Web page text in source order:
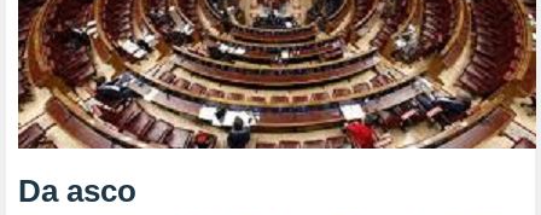
Da asco